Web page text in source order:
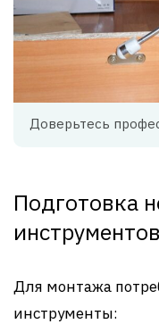
Доверьтесь
Подготовка
инструментов
Для монтажа
инструменты: